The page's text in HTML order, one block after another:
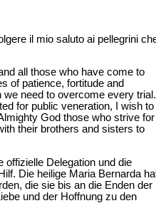
il mio saluto ai pellegrini
all those who have come to
of patience, fortitude and
need to overcome every trial.
for public veneration, I wish to
God those who strive for
their brothers and sisters to
offizielle Delegation und die
Die heilige Maria Bernarda
die sie bis an die Enden der
und der Hoffnung zu den